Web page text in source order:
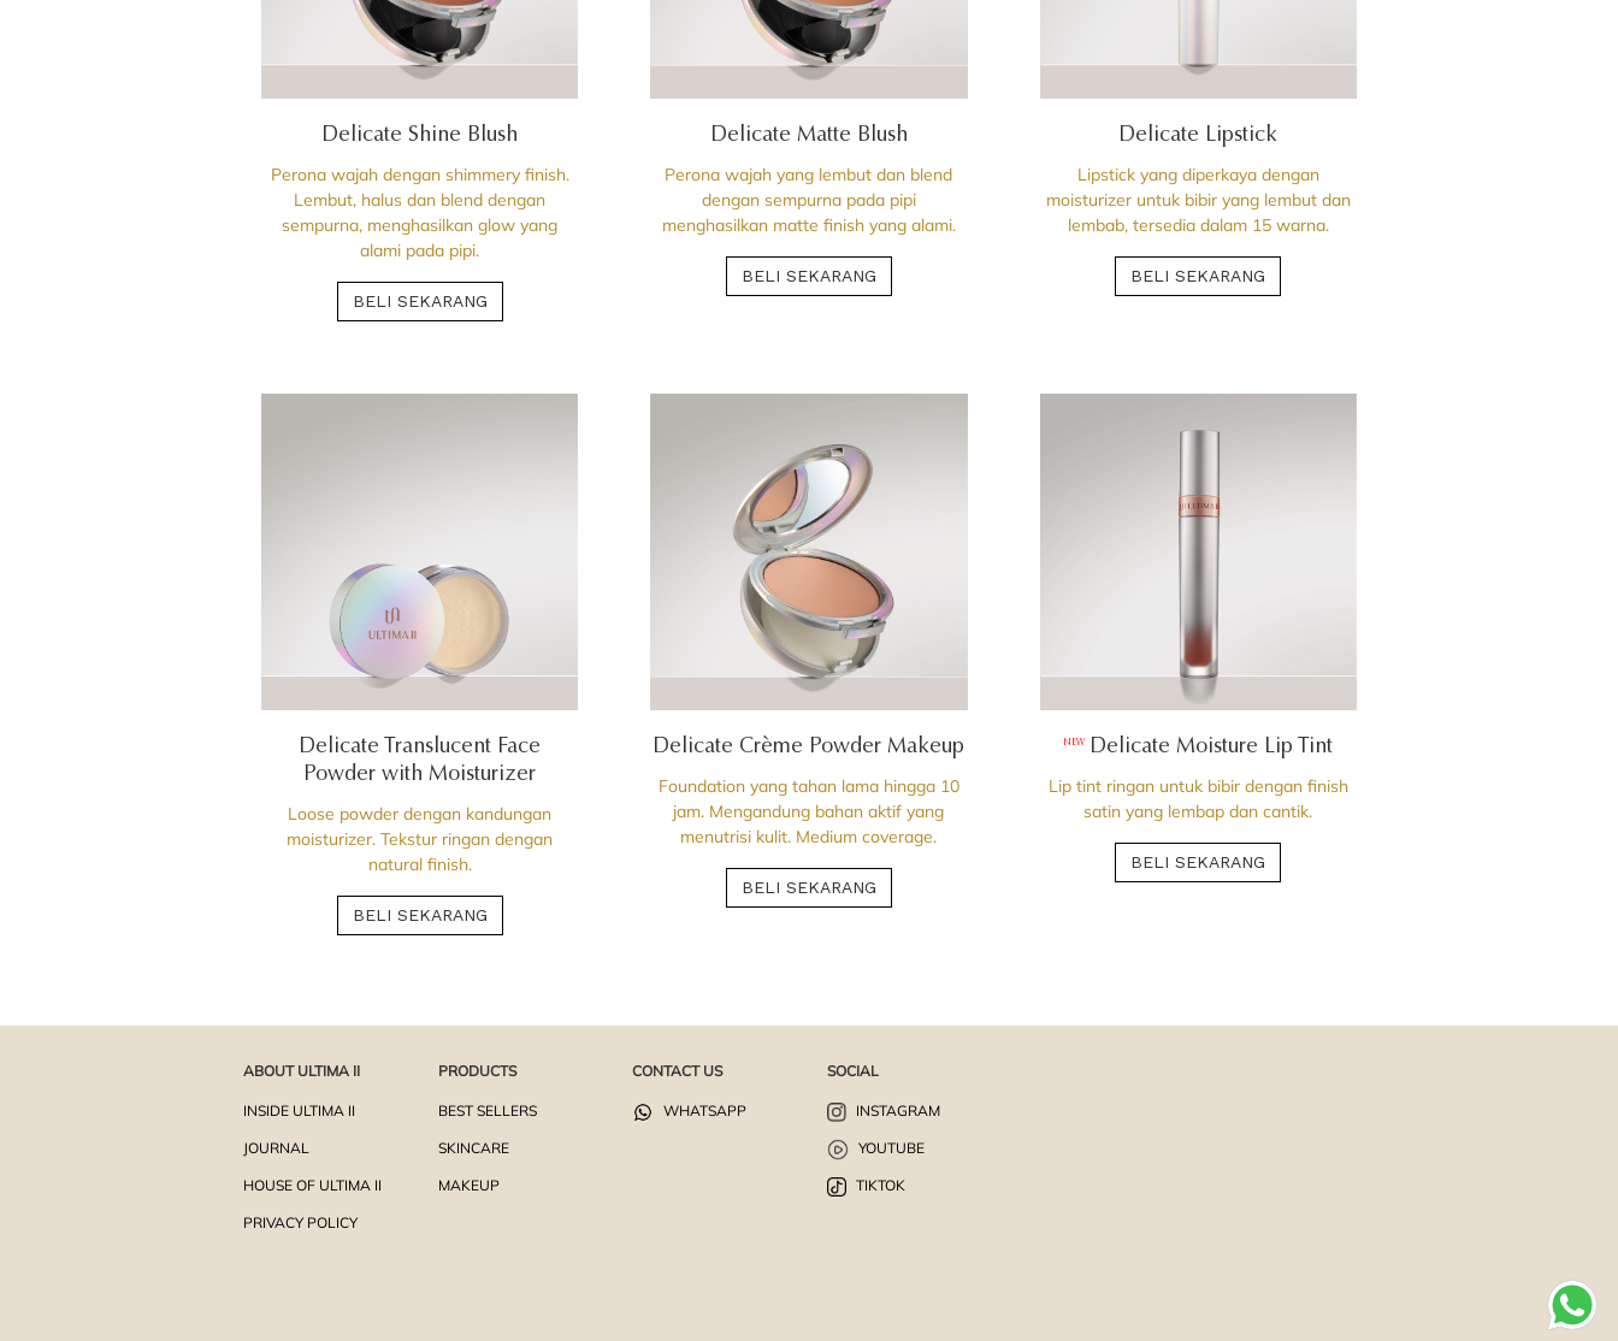
Delicate Shine Blush
Perona wajah dengan shimmery finish.
Lembut, halus dan blend dengan
sempurna, menghasilkan glow yang
alami pada pipi.
BELI SEKARANG
Delicate Matte Blush
Perona wajah yang lembut dan blend
dengan sempurna pada pipi
menghasilkan matte finish yang alami.
BELI SEKARANG
Delicate Lipstick
Lipstick yang diperkaya dengan
moisturizer untuk bibir yang lembut dan
lembab, tersedia dalam 15 warna.
BELI SEKARANG
Delicate Translucent Face
Powder with Moisturizer
Loose powder dengan kandungan
moisturizer. Tekstur ringan dengan
natural finish.
BELI SEKARANG
Delicate Crème Powder Makeup
Foundation yang tahan lama hingga 10
jam. Mengandung bahan aktif yang
menutrisi kulit. Medium coverage.
BELI SEKARANG
NEW
Delicate Moisture Lip Tint
Lip tint ringan untuk bibir dengan finish
satin yang lembap dan cantik.
BELI SEKARANG
ABOUT ULTIMA II
INSIDE ULTIMA II
JOURNAL
HOUSE OF ULTIMA II
PRIVACY POLICY
PRODUCTS
BEST SELLERS
SKINCARE
MAKEUP
CONTACT US
WHATSAPP
SOCIAL
INSTAGRAM
YOUTUBE
TIKTOK